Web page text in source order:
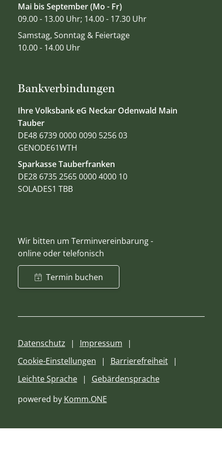
Bankverbindungen
Ihre Volksbank eG Neckar Odenwald Main
Tauber
DE48 6739 0000 0090 5256 03
GENODE61WTH
Sparkasse Tauberfranken
DE28 6735 2565 0000 4000 10
SOLADES1 TBB
Wir bitten um Terminvereinbarung -
online oder telefonisch
Termin buchen
Mai bis September (Mo - Fr)
09.00 - 13.00 Uhr; 14.00 - 17.30 Uhr
Samstag, Sonntag & Feiertage
10.00 - 14.00 Uhr
Datenschutz
Impressum
Cookie-Einstellungen
Barrierefreiheit
Leichte Sprache
Gebärdensprache
powered by Komm.ONE